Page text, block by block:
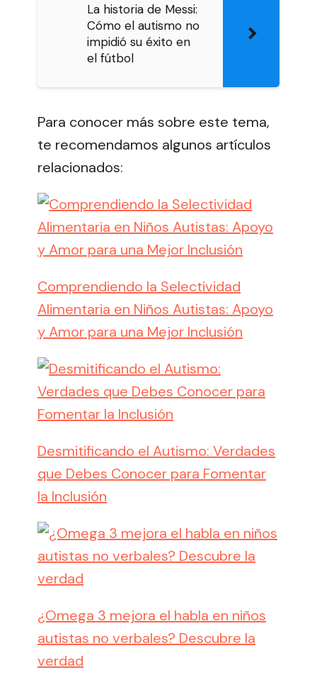
La historia de Messi:
Cómo el autismo no
impidió su éxito en
el fútbol
Para conocer más sobre este tema,
te recomendamos algunos artículos
relacionados:
Comprendiendo la Selectividad
Alimentaria en Niños Autistas: Apoyo
y Amor para una Mejor Inclusión
Desmitificando el Autismo: Verdades
que Debes Conocer para Fomentar
la Inclusión
¿Omega 3 mejora el habla en niños
autistas no verbales? Descubre la
verdad